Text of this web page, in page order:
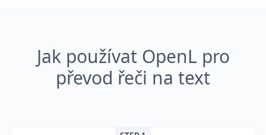
Jak používat OpenL pro
převod řeči na text